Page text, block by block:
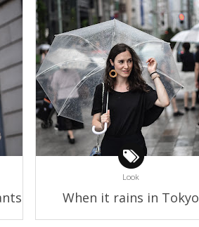
Look
When it rains in Tokyo